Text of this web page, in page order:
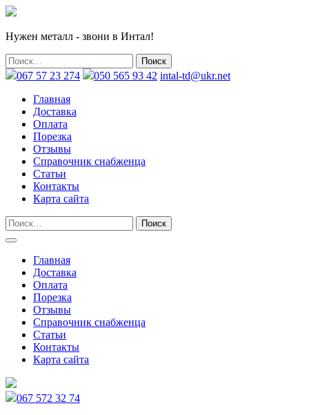
Нужен металл - звони в Интал!
067 57 23 274 050 565 93 42 intal-td@ukr.net
Главная
Доставка
Оплата
Порезка
Отзывы
Справочник снабженца
Статьи
Контакты
Карта сайта
Главная
Доставка
Оплата
Порезка
Отзывы
Справочник снабженца
Статьи
Контакты
Карта сайта
067 572 32 74